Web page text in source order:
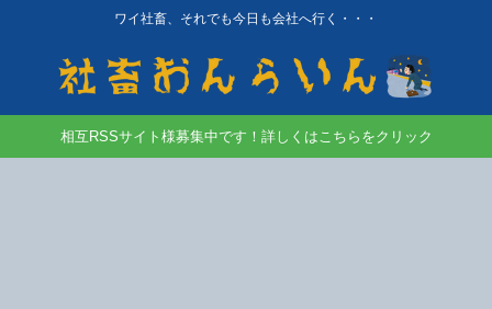
ワイ社畜、それでも今日も会社へ行く・・・
相互RSSサイト様募集中です！詳しくはこちらをクリック